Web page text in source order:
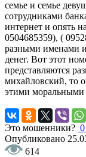
семье и семье
сотрудниками
интернет и опять
0504685359), (
разными именами
денег. Вот этот
представляются
михайловский, то
этими моральными
Это мошенники? 0
Опубликовано
614